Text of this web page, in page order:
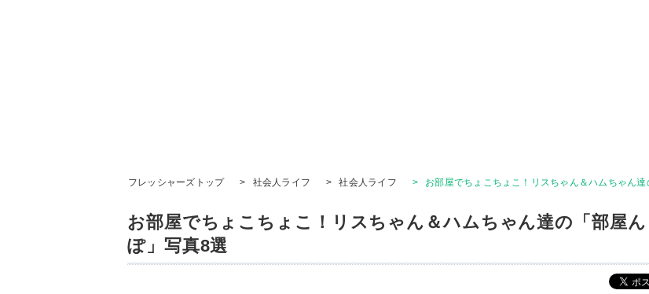
フレッシャーズトップ > 社会人ライフ > 社会人ライフ > お部屋でちょこちょこ！リスちゃん＆ハムちゃん
お部屋でちょこちょこ！リスちゃん＆ハムちゃん達の「部屋ん
ぽ」写真8選